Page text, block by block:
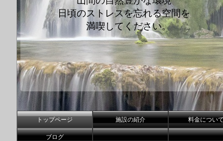
日頃のストレスを忘れる空間を
満喫してください。
トップページ 施設の紹介 料金につい
ブログ